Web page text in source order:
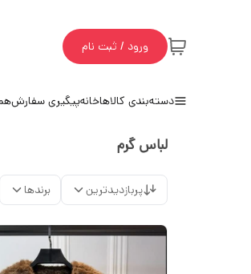
ورود / ثبت نام
دسته‌بندی کالاهاخانهپیگیری سفارش
لباس گرم
پربازدیدترین برندها